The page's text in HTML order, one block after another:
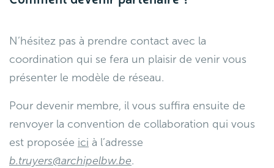
N’hésitez pas à prendre contact avec la
coordination qui se fera un plaisir de venir vous
présenter le modèle de réseau.
Pour devenir membre, il vous suffira ensuite de
renvoyer la convention de collaboration qui vous
est proposée ici à l’adresse
b.truyers@archipelbw.be.